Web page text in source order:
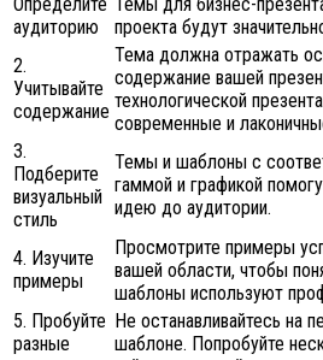
аудиторию
проекта будут
2.
Учитывайте
содержание
Тема должна отражать
содержание вашей
технологической
современные и
3.
Подберите
визуальный
стиль
Темы и шаблоны с
гаммой и графикой
идею до аудитории.
4. Изучите
примеры
Просмотрите примеры
вашей области, чтобы
шаблоны используют
5. Пробуйте
разные
Не останавливайтесь на
шаблоне. Попробуйте